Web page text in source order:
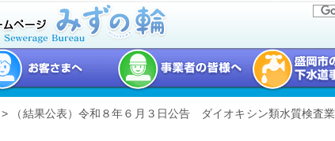
> （結果公表）令和８年６月３日公告 ダイオキシン類水質検査